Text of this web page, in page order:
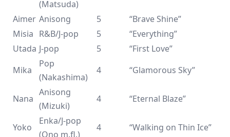
(Matsuda)
Aimer Anisong 5
“Brave Shine”
Misia R&B/J-pop 5
“Everything”
Utada J-pop 5
“First Love”
Mika
Pop
(Nakashima)
4 “Glamorous Sky”
Nana
Anisong
(Mizuki)
4 “Eternal Blaze”
Yoko
Enka/J-pop
(Ono m.fl.)
4
“Walking on Thin Ice”